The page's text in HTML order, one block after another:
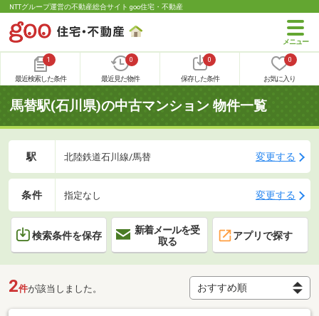
NTTグループ運営の不動産総合サイト goo住宅・不動産
1
最近検索した条件
0
最近見た物件
0
保存した条件
0
お気に入り
馬替駅(石川県)の中古マンション 物件一覧
駅 北陸鉄道石川線/馬替 変更する
条件 指定なし 変更する
検索条件を保存
新着メールを受
取る
アプリで探す
2件が該当しました。